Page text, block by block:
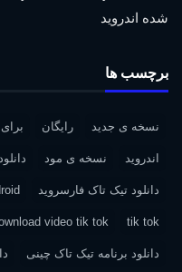
شده اندروید
برچسب ها
نسخه ی جدید رایگان برای
اندروید نسخه ی مود
دانلود تیک تاک فارسروید
tik tok
video tik tok
دانلود برنامه تیک تاک چینی